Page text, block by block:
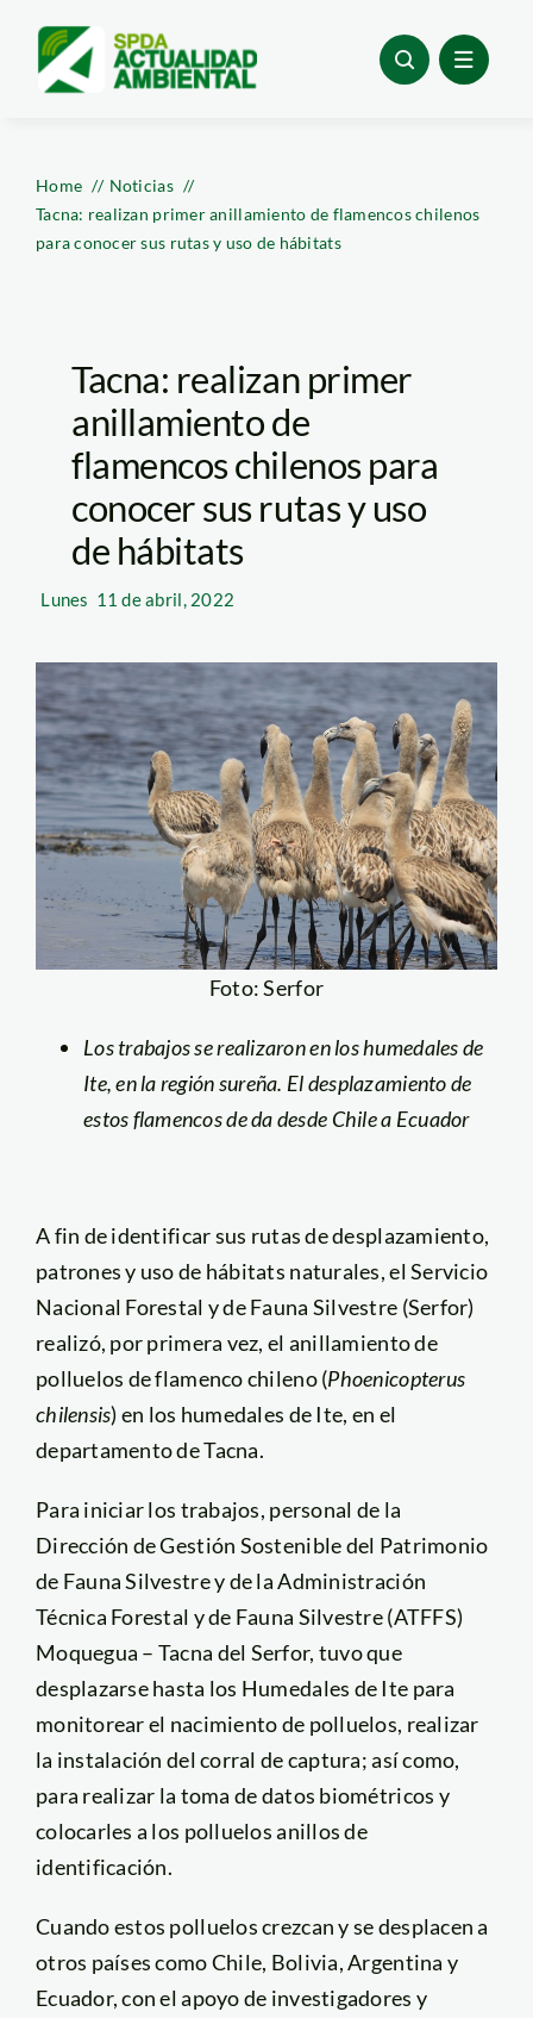
content
Home
Noticias
Tacna: realizan primer anillamiento de flamencos chilenos
para conocer sus rutas y uso de hábitats
Tacna: realizan primer
anillamiento de
flamencos chilenos para
conocer sus rutas y uso
de hábitats
Lunes 11 de abril, 2022
Foto: Serfor
Los trabajos se realizaron en loshumedales de
Ite, en la región sureña. El desplazamiento de
estos flamencos de da desde Chile a Ecuador
A fin de identificar sus rutas de desplazamiento,
patrones y uso de hábitats naturales, el Servicio
Nacional Forestal y de Fauna Silvestre (Serfor)
realizó, por primera vez, el anillamiento de
polluelos de flamenco chileno (Phoenicopterus
chilensis) en los humedales de Ite, en el
departamento de Tacna.
Para iniciar los trabajos, personal de la
Dirección de Gestión Sostenible del Patrimonio
de Fauna Silvestre y de la Administración
Técnica Forestal y de Fauna Silvestre (ATFFS)
Moquegua – Tacna del Serfor, tuvo que
desplazarse hasta los Humedales de Ite para
monitorear el nacimiento de polluelos, realizar
la instalación del corral de captura; así como,
para realizar la toma de datos biométricos y
colocarles a los polluelos anillos de
identificación.
Cuando estos polluelos crezcan y se desplacen a
otros países como Chile, Bolivia, Argentina y
Ecuador, con el apoyo de investigadores y